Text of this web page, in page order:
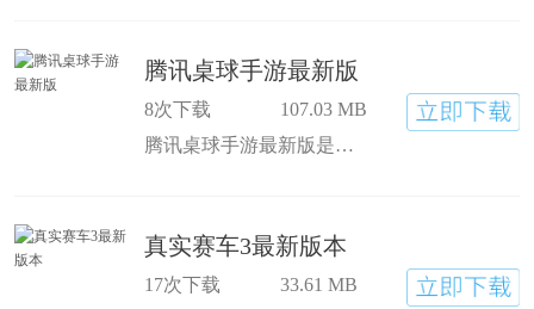
腾讯桌球手游最新版
8次下载
107.03 MB
腾讯桌球手游最新版是一款非常好玩的体育竞技类手游，腾讯桌球手游最新版有着精美的游戏画面，有着和现实非常接近的物理玩法，玩家在这里可以体验到最真实的桌球。游戏中的人物造
真实赛车3最新版本
17次下载
33.61 MB